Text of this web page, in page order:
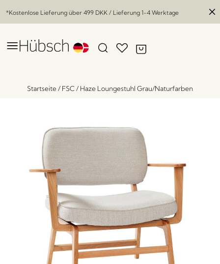
*Kostenlose Lieferung über 499 DKK / Lieferung 1-4 Werktage
Startseite/ FSC/ Haze Loungestuhl Grau/Naturfarben